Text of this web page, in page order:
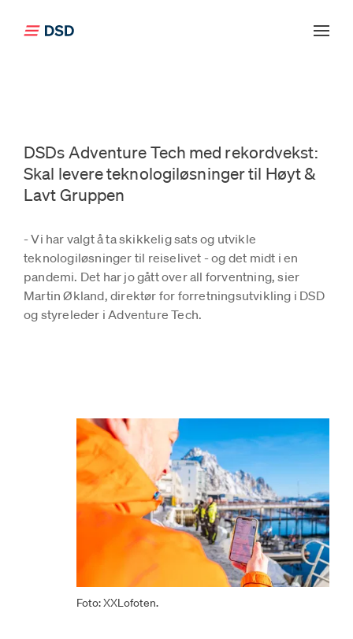
Klikk for å gå tilbake til forsiden
DSDs Adventure Tech med rekordvekst:
Skal levere teknologiløsninger til Høyt &
Lavt Gruppen
- Vi har valgt å ta skikkelig sats og utvikle
teknologiløsninger til reiselivet - og det midt i en
pandemi. Det har jo gått over all forventning, sier
Martin Økland, direktør for forretningsutvikling i DSD
og styreleder i Adventure Tech.
Foto: XXLofoten.